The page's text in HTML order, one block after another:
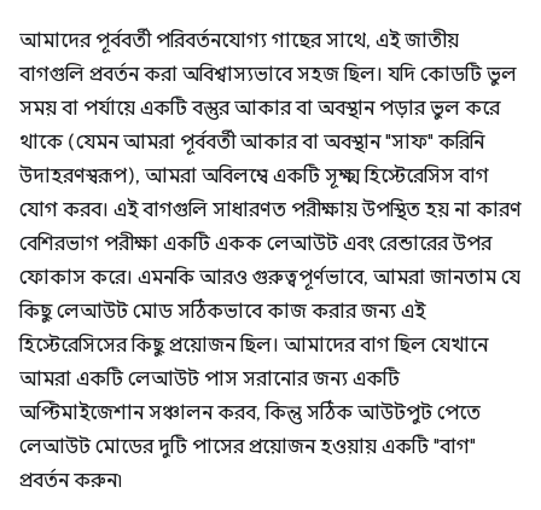
আমাদের পূর্ববর্তী পরিবর্তনযোগ্য গাছের সাথে, এই জাতীয়
বাগগুলি প্রবর্তন করা অবিশ্বাস্যভাবে সহজ ছিল। যদি কোডটি ভুল
সময় বা পর্যায়ে একটি বস্তুর আকার বা অবস্থান পড়ার ভুল করে
থাকে (যেমন আমরা পূর্ববর্তী আকার বা অবস্থান "সাফ" করিনি
উদাহরণস্বরূপ), আমরা অবিলম্বে একটি সূক্ষ্ম হিস্টেরেসিস বাগ
যোগ করব। এই বাগগুলি সাধারণত পরীক্ষায় উপস্থিত হয় না কারণ
বেশিরভাগ পরীক্ষা একটি একক লেআউট এবং রেন্ডারের উপর
ফোকাস করে। এমনকি আরও গুরুত্বপূর্ণভাবে, আমরা জানতাম যে
কিছু লেআউট মোড সঠিকভাবে কাজ করার জন্য এই
হিস্টেরেসিসের কিছু প্রয়োজন ছিল। আমাদের বাগ ছিল যেখানে
আমরা একটি লেআউট পাস সরানোর জন্য একটি
অপ্টিমাইজেশান সঞ্চালন করব, কিন্তু সঠিক আউটপুট পেতে
লেআউট মোডের দুটি পাসের প্রয়োজন হওয়ায় একটি "বাগ"
প্রবর্তন করুন৷